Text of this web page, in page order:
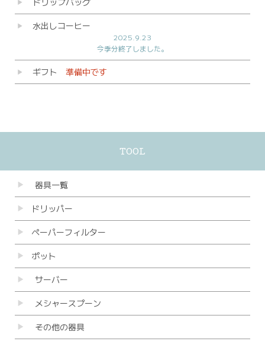
水出しコーヒー
2025.9.23
今季分終了しました。
ギフト 準備中です
TOOL
器具一覧
ドリッパー
ペーパーフィルター
ポット
サーバー
メシャースプーン
その他の器具